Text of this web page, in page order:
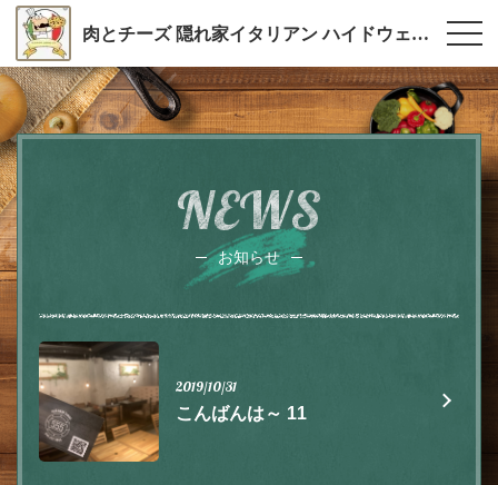
肉とチーズ 隠れ家イタリアン ハイドウェイダイニング555（ファイブ）川越
NEWS
お知らせ
2019/10/31
こんばんは～ 11